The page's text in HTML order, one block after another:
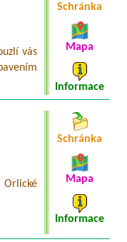
vás
Schránka
Mapa
Informace
Schránka
Mapa
Informace